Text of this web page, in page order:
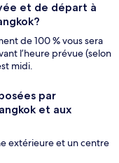
et de départ à
de 100 % vous sera
l’heure prévue (selon
midi.
par
et aux
extérieure et un centre